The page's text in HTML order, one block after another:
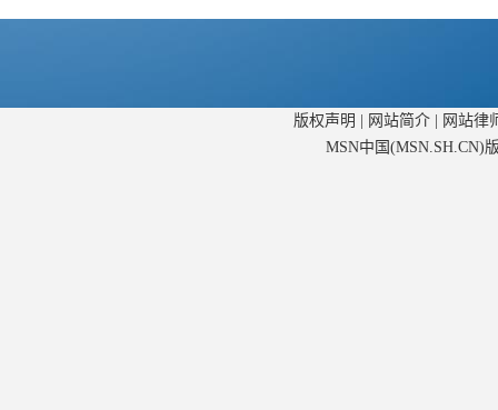
版权声明 网站简介|
网站律
MSN中国(MSN.SH.CN)